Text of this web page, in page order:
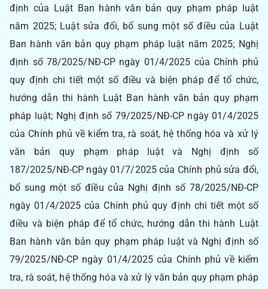
định của Luật Ban hành văn bản quy phạm pháp luật
năm 2025; Luật sửa đổi, bổ sung một số điều của Luật
Ban hành văn bản quy phạm pháp luật năm 2025; Nghị
định số 78/2025/NĐ-CP ngày 01/4/2025 của Chính phủ
quy định chi tiết một số điều và biện pháp để tổ chức,
hướng dẫn thi hành Luật Ban hành văn bản quy phạm
pháp luật; Nghị định số 79/2025/NĐ-CP ngày 01/4/2025
của Chính phủ về kiểm tra, rà soát, hệ thống hóa và xử lý
văn bản quy phạm pháp luật và Nghị định số
187/2025/NĐ-CP ngày 01/7/2025 của Chính phủ sửa đổi,
bổ sung một số điều của Nghị định số 78/2025/NĐ-CP
ngày 01/4/2025 của Chính phủ quy định chi tiết một số
điều và biện pháp để tổ chức, hướng dẫn thi hành Luật
Ban hành văn bản quy phạm pháp luật và Nghị định số
79/2025/NĐ-CP ngày 01/4/2025 của Chính phủ về kiểm
tra, rà soát, hệ thống hóa và xử lý văn bản quy phạm pháp